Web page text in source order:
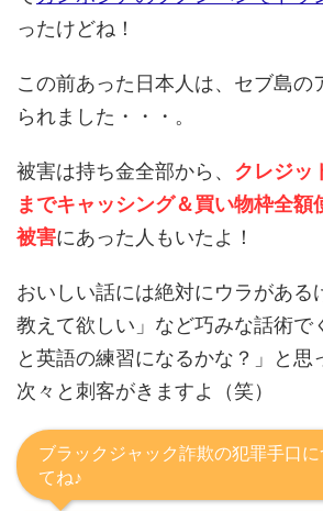
ったけどね！
この前あった日本人は、セブ島の
られました・・・。
被害は持ち金全部から、 クレジッ
までキャッシング＆買い物枠全額
被害にあった人もいたよ！
おいしい話には絶対にウラがある
教えて欲しい」など巧みな話術で
と英語の練習になるかな？」と思
次々と刺客がきますよ（笑）
ブラックジャック詐欺の犯罪手口
てね♪